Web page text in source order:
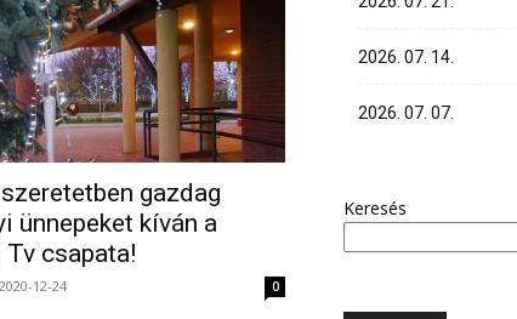
gazdag
ünnepeket kíván a
csapata!
2020-12-24 0
2026. 07. 14.
2026. 07. 07.
Keresés